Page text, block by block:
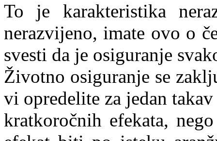
To je karakteristika
nerazvijeno, imate ovo o
svesti da je osiguranje
Životno osiguranje se
vi opredelite za jedan
kratkoročnih efekata,